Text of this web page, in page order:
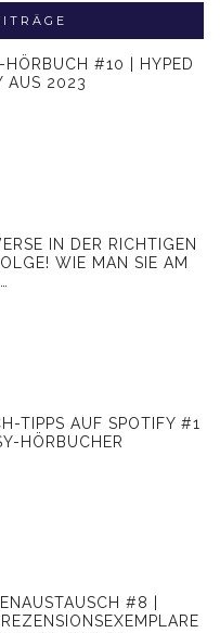
HÖRBUCH #10 | HYPED
AUS 2023
IN DER RICHTIGEN
WIE MAN SIE AM
TIPPS AUF SPOTIFY #1
HÖRBUCHER
#8 |